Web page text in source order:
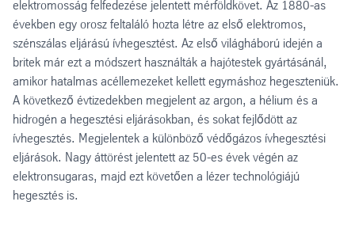
elektromosság felfedezése jelentett mérföldkövet. Az 1880-as
években egy orosz feltaláló hozta létre az első elektromos,
szénszálas eljárású ívhegesztést. Az első világháború idején a
britek már ezt a módszert használták a hajótestek gyártásánál,
amikor hatalmas acéllemezeket kellett egymáshoz hegeszteniük.
A következő évtizedekben megjelent az argon, a hélium és a
hidrogén a hegesztési eljárásokban, és sokat fejlődött az
ívhegesztés. Megjelentek a különböző védőgázos ívhegesztési
eljárások. Nagy áttörést jelentett az 50-es évek végén az
elektronsugaras, majd ezt követően a lézer technológiájú
hegesztés is.